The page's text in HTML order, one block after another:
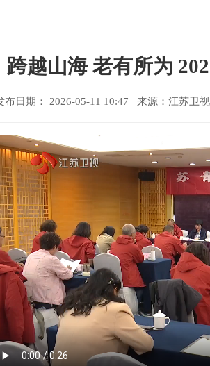
跨越山海 老有所为
布日期： 2026-05-11 10:47 来源： 江苏卫